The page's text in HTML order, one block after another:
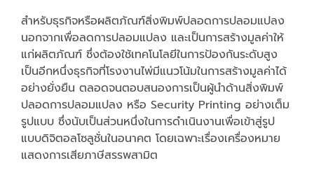
สำหรับธุรกิจหรือผลิตภัณฑ์สิ่งพิมพ์ปลอดการปลอมแปลง
นอกจากเพื่อลดการปลอมแปลง และเป็นการสร้างมูลค่าให้
แก่ผลิตภัณฑ์ ซึ่งต้องใช้เทคโนโลยีในการป้องกันระดับสูง
เป็นอีกหนึ่งธุรกิจที่โรงงานไพ่มีแนวโน้มในการสร้างมูลค่าได้
อย่างยั่งยืน ตลอดจนตอบสนองการเป็นผู้นำด้านสิ่งพิมพ์
ปลอดการปลอมแปลง หรือ Security Printing อย่างเต็ม
รูปแบบ ซึ่งนับเป็นส่วนหนึ่งในการดำเนินงานเพื่อเข้าสู่รูป
แบบดิจิตอลโซลูชั่นในอนาคต โดยเฉพาะเรื่องเครื่องหมาย
แสดงการเสียภาษีสรรพสามิต